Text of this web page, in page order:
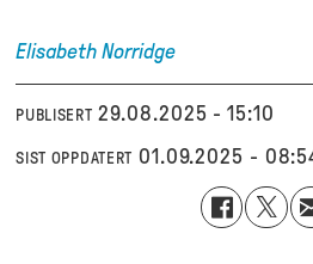
Elisabeth Norridge
PUBLISERT 29.08.2025 - 15:10
SIST OPPDATERT 01.09.2025 -